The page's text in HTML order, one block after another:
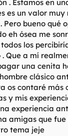
. Estamos en
es un valor
bueno qué
eh ósea me
los
Que a mí
una cenita
clásico
os contaré más
y mis
experiencia
amigas que fue
tema jeje